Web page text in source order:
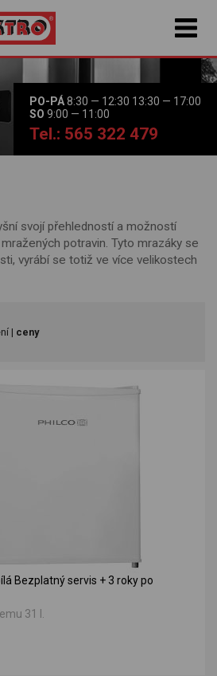
PO-PÁ8:30 — 12:30 13:30 — 17:00
SO 9:00 — 11:00
Tel.: 565 322 479
svojí přehledností a možností
potravin. Tyto mrazáky se
vyrábí se totiž ve více velikostech
| ceny
Bezplatný servis + 3 roky po
31 l.